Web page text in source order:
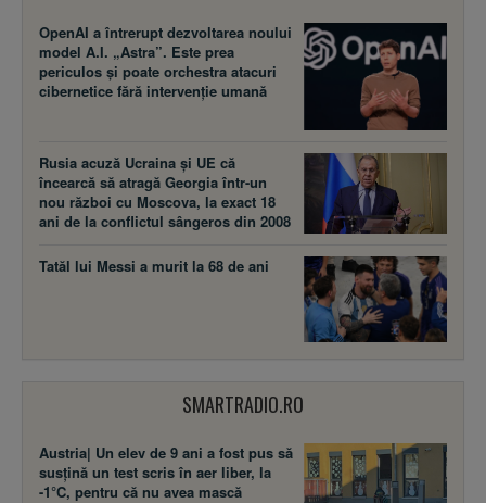
OpenAI a întrerupt dezvoltarea noului
model A.I. „Astra”. Este prea
periculos și poate orchestra atacuri
cibernetice fără intervenție umană
Rusia acuză Ucraina şi UE că
încearcă să atragă Georgia într-un
nou război cu Moscova, la exact 18
ani de la conflictul sângeros din 2008
Tatăl lui Messi a murit la 68 de ani
SMARTRADIO.RO
Austria| Un elev de 9 ani a fost pus să
susţină un test scris în aer liber, la
-1°C, pentru că nu avea mască